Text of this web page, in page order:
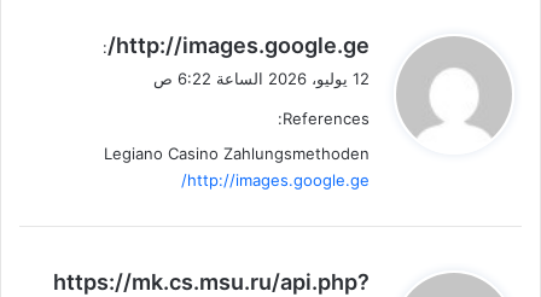
ي
ق
ل
http://images.google.ge/
:
12 يوليو، 2026 الساعة 6:22 ص
References:
Legiano Casino Zahlungsmethoden
http://images.google.ge/
يhttps://mk.cs.msu.ru/api.php?